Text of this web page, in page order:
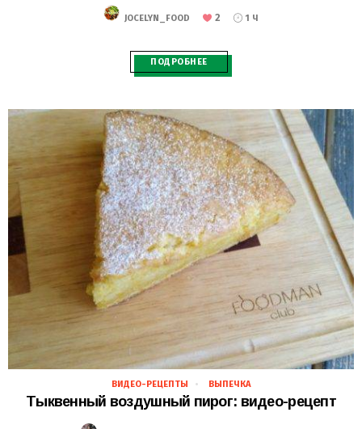
JOCELYN_FOOD 2 1 Ч
ПОДРОБНЕЕ
22.11.2018
ВИДЕО-РЕЦЕПТЫ ВЫПЕЧКА
Тыквенный воздушный пирог: видео-рецепт